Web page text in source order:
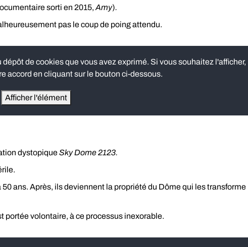
sorti en 2015, Amy).
pas le coup de poing attendu.
de cookies que vous avez exprimé. Si vous souhaitez l'afficher,
accord en cliquant sur le bouton ci-dessous.
Afficher l'élément
dystopiqueSky Dome 2123.
ans. Après, ils deviennent la propriété du Dôme qui les transforme
portée volontaire, à ce processus inexorable.